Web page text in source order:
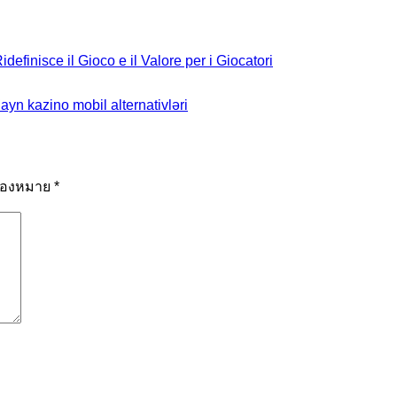
il Gioco e il Valore per i Giocatori
kazino mobil alternativləri
งหมาย *